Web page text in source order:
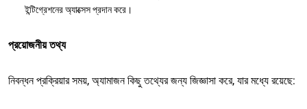
ইন্টিগ্রেশনের অ্যাক্সেস প্রদান করে।
প্রয়োজনীয় তথ্য
নিবন্ধন প্রক্রিয়ার সময়, অ্যামাজন কিছু তথ্যের জন্য জিজ্ঞাসা করে, যার মধ্যে রয়েছে: